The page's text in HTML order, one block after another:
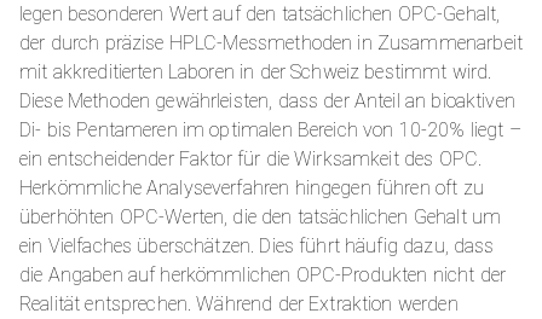
legen besonderen Wert auf den tatsächlichen OPC-Gehalt,
der durch präzise HPLC-Messmethoden in Zusammenarbeit
mit akkreditierten Laboren in der Schweiz bestimmt wird.
Diese Methoden gewährleisten, dass der Anteil an bioaktiven
Di- bis Pentameren im optimalen Bereich von 10-20% liegt –
ein entscheidender Faktor für die Wirksamkeit des OPC.
Herkömmliche Analyseverfahren hingegen führen oft zu
überhöhten OPC-Werten, die den tatsächlichen Gehalt um
ein Vielfaches überschätzen. Dies führt häufig dazu, dass
die Angaben auf herkömmlichen OPC-Produkten nicht der
Realität entsprechen. Während der Extraktion werden